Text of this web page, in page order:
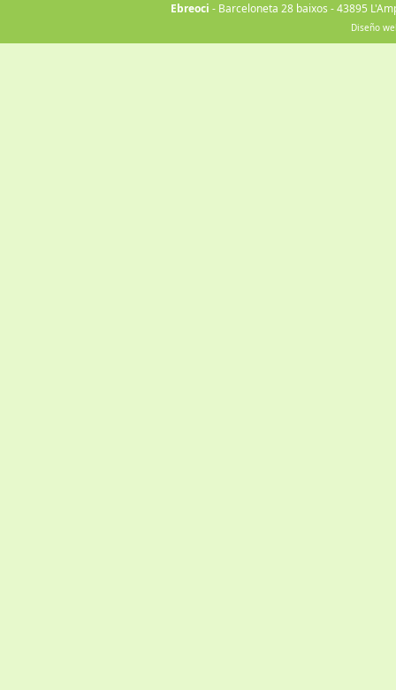
Ebreoci - Barceloneta 28 baixos - 43895
Diseño